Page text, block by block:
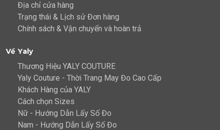
Địa chỉ cửa hàng
Trạng thái & Lịch sử Đơn hàng
Chính sách & Vận chuyển và hoàn trả
Về Yaly
Thương Hiệu YALY COUTURE
Yaly Couture - Thời Trang May Đo Cao Cấp
Khách Hàng của YALY
Cách chọn Sizes
Nữ - Hướng Dẫn Lấy Số Đo
Nam - Hướng Dẫn Lấy Số Đo